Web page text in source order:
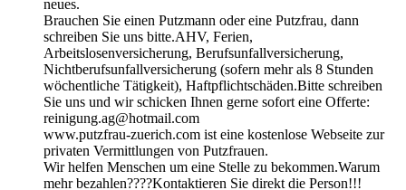
neues.
Brauchen Sie einen Putzmann oder eine Putzfrau, dann
schreiben Sie uns bitte.AHV, Ferien,
Arbeitslosenversicherung, Berufsunfallversicherung,
Nichtberufsunfallversicherung (sofern mehr als 8 Stunden
wöchentliche Tätigkeit), Haftpflichtschäden.Bitte schreiben
Sie uns und wir schicken Ihnen gerne sofort eine Offerte:
reinigung.ag@hotmail.com
www.putzfrau-zuerich.com ist eine kostenlose Webseite zur
privaten Vermittlungen von Putzfrauen.
Wir helfen Menschen um eine Stelle zu bekommen.Warum
mehr bezahlen????Kontaktieren Sie direkt die Person!!!